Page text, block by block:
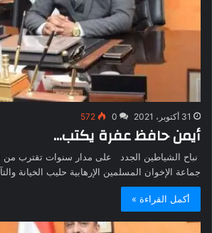
31 أكتوبر، 2021 0
572
أيمن حافظ عفرة يكتب…
نباح الشياطين الجدد على مدار سنوات تقترب من
جماعة الإخوان المسلمين الإرهابية حليب الخيانة
أكمل القراءة »